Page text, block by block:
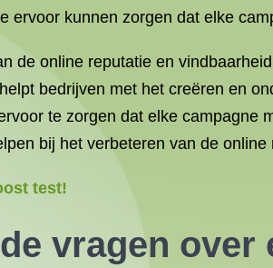
ervoor kunnen zorgen dat elke
de online reputatie en
bedrijven met het creëren en
te zorgen dat elke campagne
bij het verbeteren van de
test!
vragen